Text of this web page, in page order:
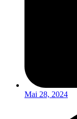
Mai 28, 2024